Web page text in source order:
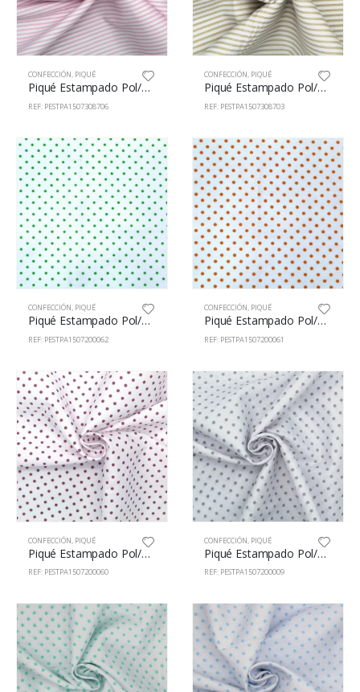
CONFECCIÓN, PIQUÉ
Piqué Estampado Pol/Alg 65/35% 150cm 73087/6
REF: PESTPA1507308706
CONFECCIÓN, PIQUÉ
Piqué Estampado Pol/Alg 65/35% 150cm 73087/3
REF: PESTPA1507308703
CONFECCIÓN, PIQUÉ
Piqué Estampado Pol/Alg 65/35% 150cm 72000/62
REF: PESTPA1507200062
CONFECCIÓN, PIQUÉ
Piqué Estampado Pol/Alg 65/35% 150cm 72000/61
REF: PESTPA1507200061
CONFECCIÓN, PIQUÉ
Piqué Estampado Pol/Alg 65/35% 150cm 72000/60
REF: PESTPA1507200060
CONFECCIÓN, PIQUÉ
Piqué Estampado Pol/Alg 65/35% 150cm 72000/9
REF: PESTPA1507200009